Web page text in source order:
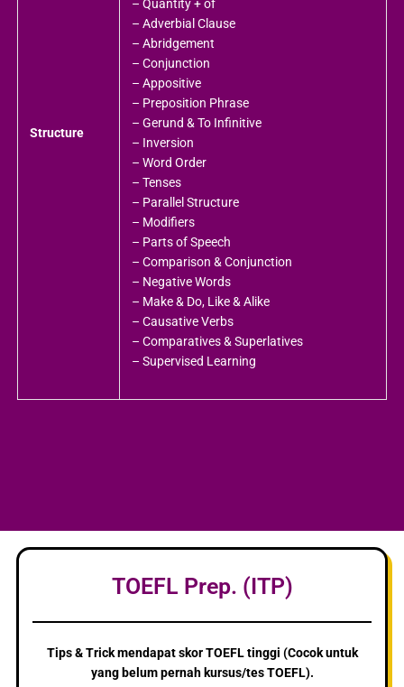
Structure
– Quantity + of
– Adverbial Clause
– Abridgement
– Conjunction
– Appositive
– Preposition Phrase
– Gerund & To Infinitive
– Inversion
– Word Order
– Tenses
– Parallel Structure
– Modifiers
– Parts of Speech
– Comparison & Conjunction
– Negative Words
– Make & Do, Like & Alike
– Causative Verbs
– Comparatives & Superlatives
– Supervised Learning
TOEFL Prep. (ITP)
Tips & Trick mendapat skor TOEFL tinggi (Cocok untuk
yang belum pernah kursus/tes TOEFL).